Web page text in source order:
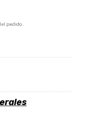
pedido.